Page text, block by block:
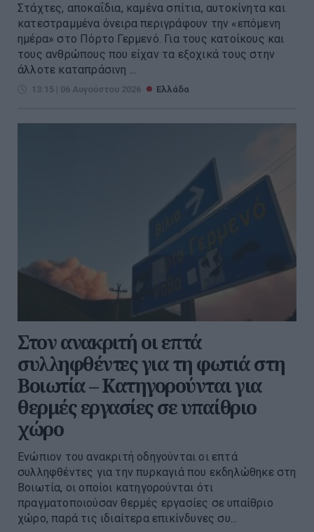
Στάχτες, αποκαΐδια, καμένα σπίτια, αυτοκίνητα και
κατεστραμμένα όνειρα περιγράφουν την «επόμενη
ημέρα» στο Πόρτο Γερμενό. Για τους κατοίκους και
τους ανθρώπους που είχαν τα εξοχικά τους στην
άλλοτε καταπράσινη ...
13:15 | 06 Αυγούστου 2026 Ελλάδα
Στον ανακριτή οι επτά
συλληφθέντες για τη φωτιά στη
Βοιωτία – Κατηγορούνται για
θερμές εργασίες σε υπαίθριο
χώρο
Ενώπιον του ανακριτή οδηγούνται οι επτά
συλληφθέντες για την πυρκαγιά που εκδηλώθηκε στη
Βοιωτία, οι οποίοι κατηγορούνται ότι
πραγματοποιούσαν θερμές εργασίες σε υπαίθριο
χώρο, παρά τις ιδιαίτερα επικίνδυνες συ...